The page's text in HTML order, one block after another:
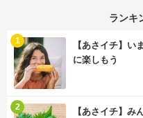
ランキ
【あさイチ】い
に楽しもう
1
【あさイチ】
2